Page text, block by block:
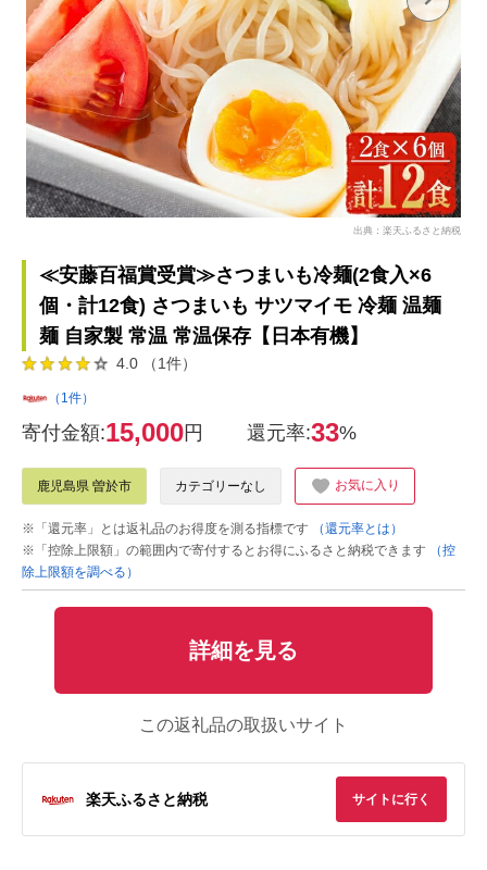
出典：楽天ふるさと納税
≪安藤百福賞受賞≫さつまいも冷麺(2食入×6
個・計12食) さつまいも サツマイモ 冷麺 温麺
麺 自家製 常温 常温保存【日本有機】
4.0 （1件）
（1件）
寄付金額:15,000円 還元率:33%
鹿児島県 曽於市 カテゴリーなし お気に入り
※「還元率」とは返礼品のお得度を測る指標です
（還元率とは）
※「控除上限額」の範囲内で寄付するとお得にふるさと納税できます
（控
除上限額を調べる）
詳細を見る
この返礼品の取扱いサイト
楽天ふるさと納税 サイトに行く